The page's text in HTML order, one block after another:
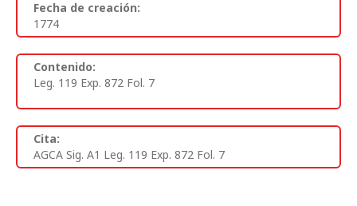
Fecha de creación:
1774
Contenido:
Leg. 119 Exp. 872 Fol. 7
Cita:
AGCA Sig. A1 Leg. 119 Exp. 872 Fol. 7